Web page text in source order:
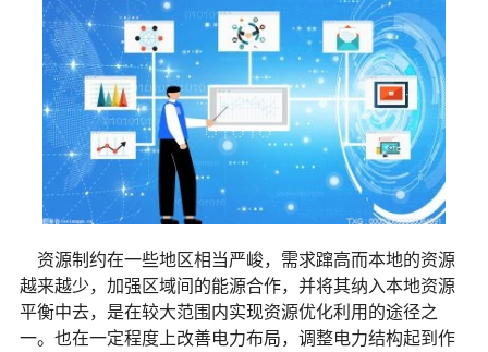
资源制约在一些地区相当严峻，需求蹿高而本地的资源
越来越少，加强区域间的能源合作，并将其纳入本地资源
平衡中去，是在较大范围内实现资源优化利用的途径之
一。也在一定程度上改善电力布局，调整电力结构起到作